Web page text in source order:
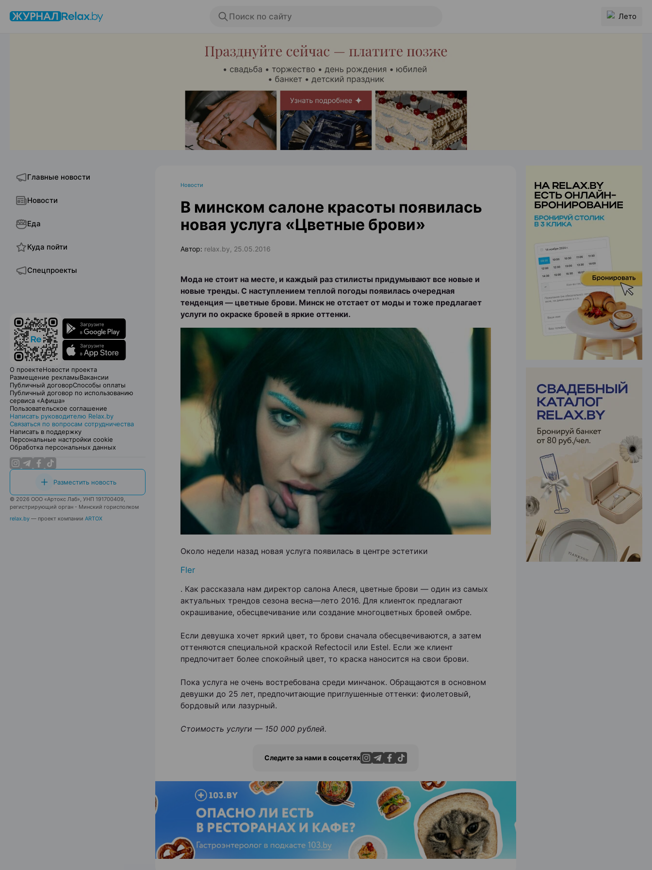
Поиск по сайту Лето
ЭФФЕКТИВНАЯ РЕКЛАМА НА САЙТЕ
Главные новости
Новости
Еда
Куда пойти
Спецпроекты
О проектеНовости проекта
Размещение рекламыВакансии
Публичный договорСпособы оплаты
Публичный договор по использованию
сервиса «Афиша»
Пользовательское соглашение
Написать руководителю Relax.by
Связаться по вопросам сотрудничества
Написать в поддержку
Персональные настройки cookie
Обработка персональных данных
Разместить новость
© 2026 ООО «Артокс Лаб», УНП 191700409,
регистрирующий орган - Минский горисполком
relax.by — проект компании ARTOX
Новости
В минском салоне красоты появилась
новая услуга «Цветные брови»
Автор: relax.by, 25.05.2016
Мода не стоит на месте, и каждый раз стилисты придумывают все новые и
новые тренды. С наступлением теплой погоды появилась очередная
тенденция — цветные брови. Минск не отстает от моды и тоже предлагает
услуги по окраске бровей в яркие оттенки.
Около недели назад новая услуга появилась в центре эстетики
Fler
. Как рассказала нам директор салона Алеся, цветные брови — один из самых
актуальных трендов сезона весна—лето 2016. Для клиенток предлагают
окрашивание, обесцвечивание или создание многоцветных бровей омбре.
Если девушка хочет яркий цвет, то брови сначала обесцвечиваются, а затем
оттеняются специальной краской Refectocil или Estel. Если же клиент
предпочитает более спокойный цвет, то краска наносится на свои брови.
Пока услуга не очень востребована среди минчанок. Обращаются в основном
девушки до 25 лет, предпочитающие приглушенные оттенки: фиолетовый,
бордовый или лазурный.
Стоимость услуги — 150 000 рублей.
Следите за нами в соцсетях
ЭФФЕКТИВНАЯ РЕКЛАМА НА САЙТЕ
ЭФФЕКТИВНАЯ РЕКЛАМА НА САЙТЕ